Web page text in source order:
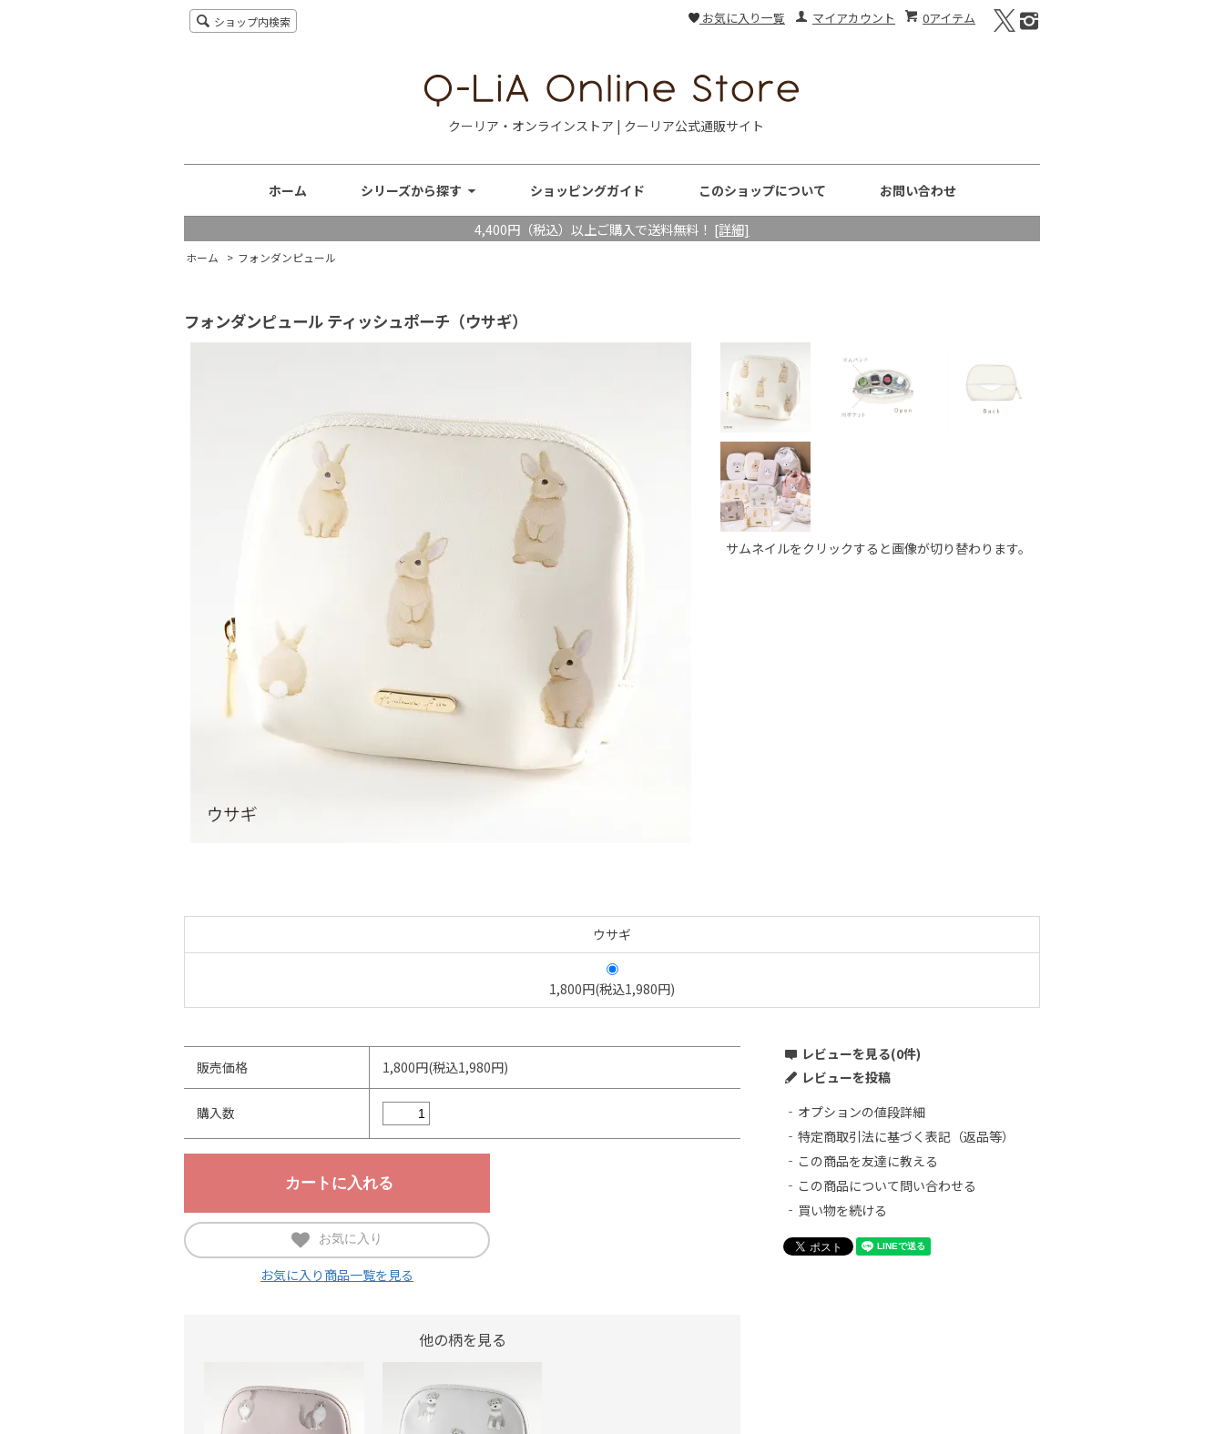
0アイテム
マイアカウント
お気に入り一覧
ショップ内検索
クーリア・オンラインストア | クーリア公式通販サイト
ホーム シリーズから探す ショッピングガイド このショップについて お問い合わせ
4,400円（税込）以上ご購入で送料無料！ [詳細]
ホーム > フォンダンピュール
フォンダンピュール ティッシュポーチ（ウサギ）
サムネイルをクリックすると画像が切り替わります。
ウサギ
1,800円(税込1,980円)
販売価格 1,800円(税込1,980円)
購入数
お気に入り
お気に入り商品一覧を見る
他の柄を見る
レビューを見る(0件)
レビューを投稿
オプションの値段詳細
特定商取引法に基づく表記（返品等）
この商品を友達に教える
この商品について問い合わせる
買い物を続ける